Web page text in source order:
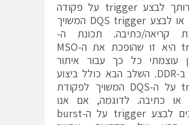
באפשרותך לבצע trigger על פקודה
בלבד, או לבצע DQS trigger המשויך
קריאה/כתיבה. תכונת ה-
trigger היא זו שהופכת את ה-MSO
עוצמתי כל כך עבור איתור
באגים ב-DDR. השלב הבא כולל ביצוע
trigger על ה-DQS המשויך לפקודת
או כתיבה. לדוגמה, אם אנו
מעוניינים לבצע trigger על ה-burst